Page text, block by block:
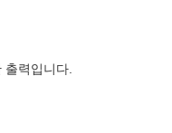
력입니다.